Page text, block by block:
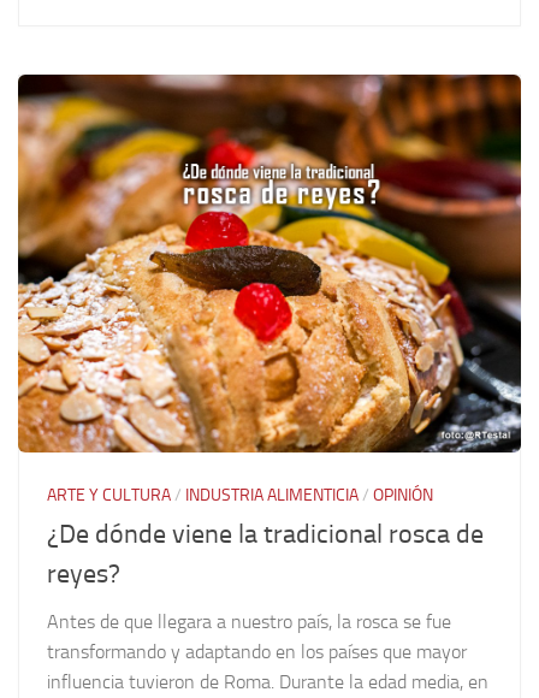
ARTE Y CULTURA/ INDUSTRIA ALIMENTICIA/ OPINIÓN
¿De dónde viene la tradicional rosca de
reyes?
Antes de que llegara a nuestro país, la rosca se fue
transformando y adaptando en los países que mayor
influencia tuvieron de Roma. Durante la edad media, en